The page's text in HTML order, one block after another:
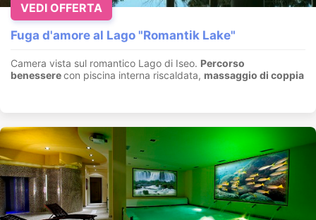
Fuga d'amore al Lago "Romantik Lake"
Camera vista sul romantico Lago di Iseo. Percorso
benesserecon piscina interna riscaldata, massaggio di coppia
VEDI OFFERTA